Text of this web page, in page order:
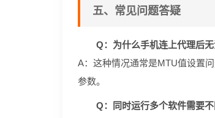
五、常见问题答疑
Q：为什么手机连上代理后无
A：这种情况通常是MTU值设置
参数。
Q：同时运行多个软件需要不